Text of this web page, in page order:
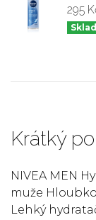
295
Krátký
NIVEA MEN
muže
Lehký